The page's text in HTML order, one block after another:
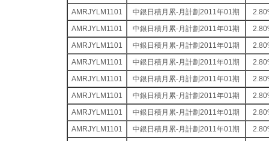
AMRJYLM1101
中銀日積月累-月計劃2011年01期
AMRJYLM1101
中銀日積月累-月計劃2011年01期
AMRJYLM1101
中銀日積月累-月計劃2011年01期
AMRJYLM1101
中銀日積月累-月計劃2011年01期
AMRJYLM1101
中銀日積月累-月計劃2011年01期
AMRJYLM1101
中銀日積月累-月計劃2011年01期
AMRJYLM1101
中銀日積月累-月計劃2011年01期
AMRJYLM1101
中銀日積月累-月計劃2011年01期